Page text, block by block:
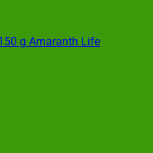
g Amaranth Life